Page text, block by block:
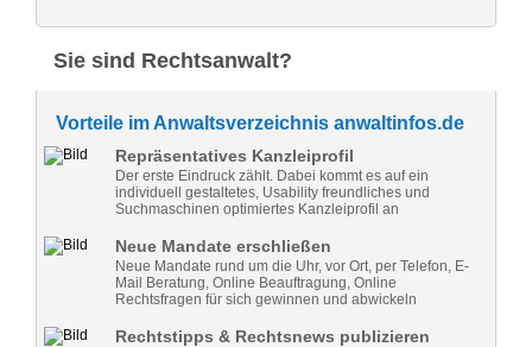
Sie sind Rechtsanwalt?
Vorteile im Anwaltsverzeichnis anwaltinfos.de
Repräsentatives Kanzleiprofil
Der erste Eindruck zählt. Dabei kommt es auf ein
individuell gestaltetes, Usability freundliches und
Suchmaschinen optimiertes Kanzleiprofil an
Neue Mandate erschließen
Neue Mandate rund um die Uhr, vor Ort, per Telefon, E-
Mail Beratung, Online Beauftragung, Online
Rechtsfragen für sich gewinnen und abwickeln
Rechtstipps & Rechtsnews publizieren